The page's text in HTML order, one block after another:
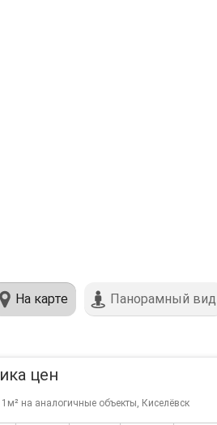
На карте Панорамный вид
цен
на аналогичные объекты, Киселёвск